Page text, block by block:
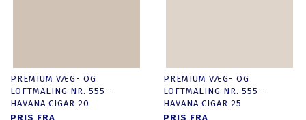
PREMIUM VÆG- OG
LOFTMALING NR. 555 -
HAVANA CIGAR 20
PRIS FRA
PREMIUM VÆG- OG
LOFTMALING NR. 555 -
HAVANA CIGAR 25
PRIS FRA